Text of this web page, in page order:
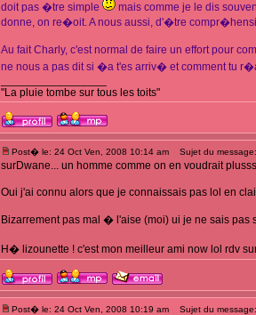
doit pas �tre simple
mais comme je le dis
donne, on re�oit. A nous aussi, d'�tre
Au fait Charly, c'est normal de faire un effort pour
ne nous a pas dit si �a t'es arriv� et comment tu
"La pluie tombe sur tous les toits"
Post� le: 24 Oct Ven, 2008 10:14 am Sujet du message:
surDwane... un homme comme on en voudrait
Oui j'ai connu alors que je connaissais pas lol en
Bizarrement pas mal � l'aise (moi) ui je ne sais
H� lizounette ! c'est mon meilleur ami now lol rdv
Post� le: 24 Oct Ven, 2008 10:19 am Sujet du message: